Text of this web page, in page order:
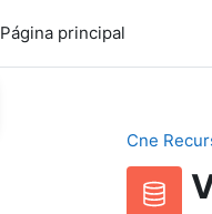
Página principal
Cne